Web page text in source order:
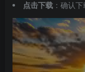
点击下载 ：确认